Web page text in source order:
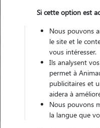
Si cette option est
Nous pouvons
le site et le
vous intéresser.
Ils analysent
permet à
publicitaires et
aidera à
Nous pouvons
la langue que